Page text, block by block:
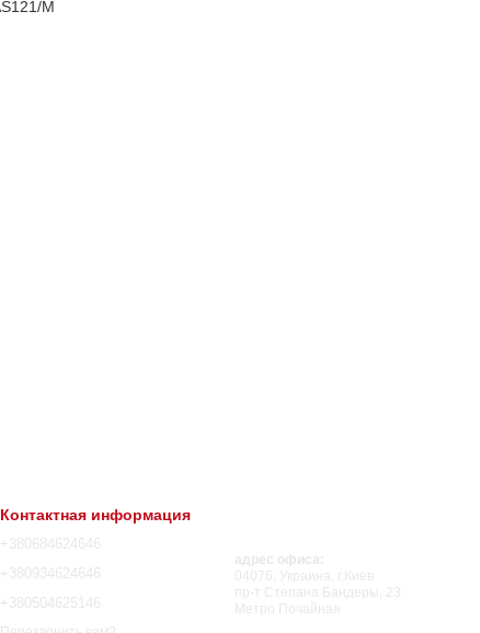
Контактная информация
+380684624646
+380934624646
+380504625146
адрес офиса:
04076, Украина, г.Киев
пр-т Степана Бандеры, 23
Метро Почайная